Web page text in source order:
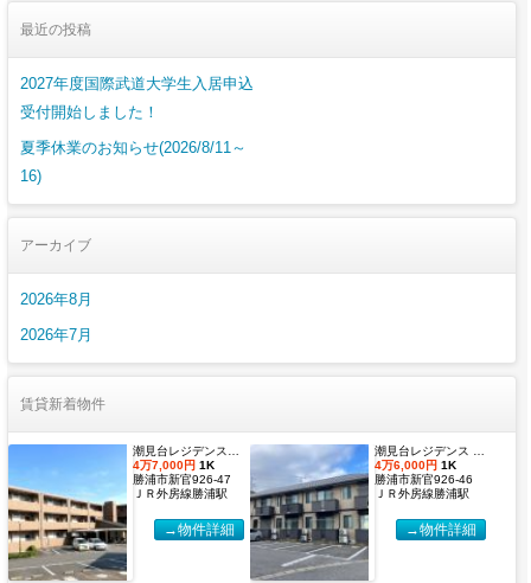
最近の投稿
2027年度国際武道大学生入居申込
受付開始しました！
夏季休業のお知らせ(2026/8/11～
16)
アーカイブ
2026年8月
2026年7月
賃貸新着物件
潮見台レジデンス壱番館 Dタイプ
4万7,000円 1K
勝浦市新官926-47
ＪＲ外房線勝浦駅
→物件詳細
潮見台レジデンス Ｂ棟 Ｂタイプ
4万6,000円 1K
勝浦市新官926-46
ＪＲ外房線勝浦駅
→物件詳細